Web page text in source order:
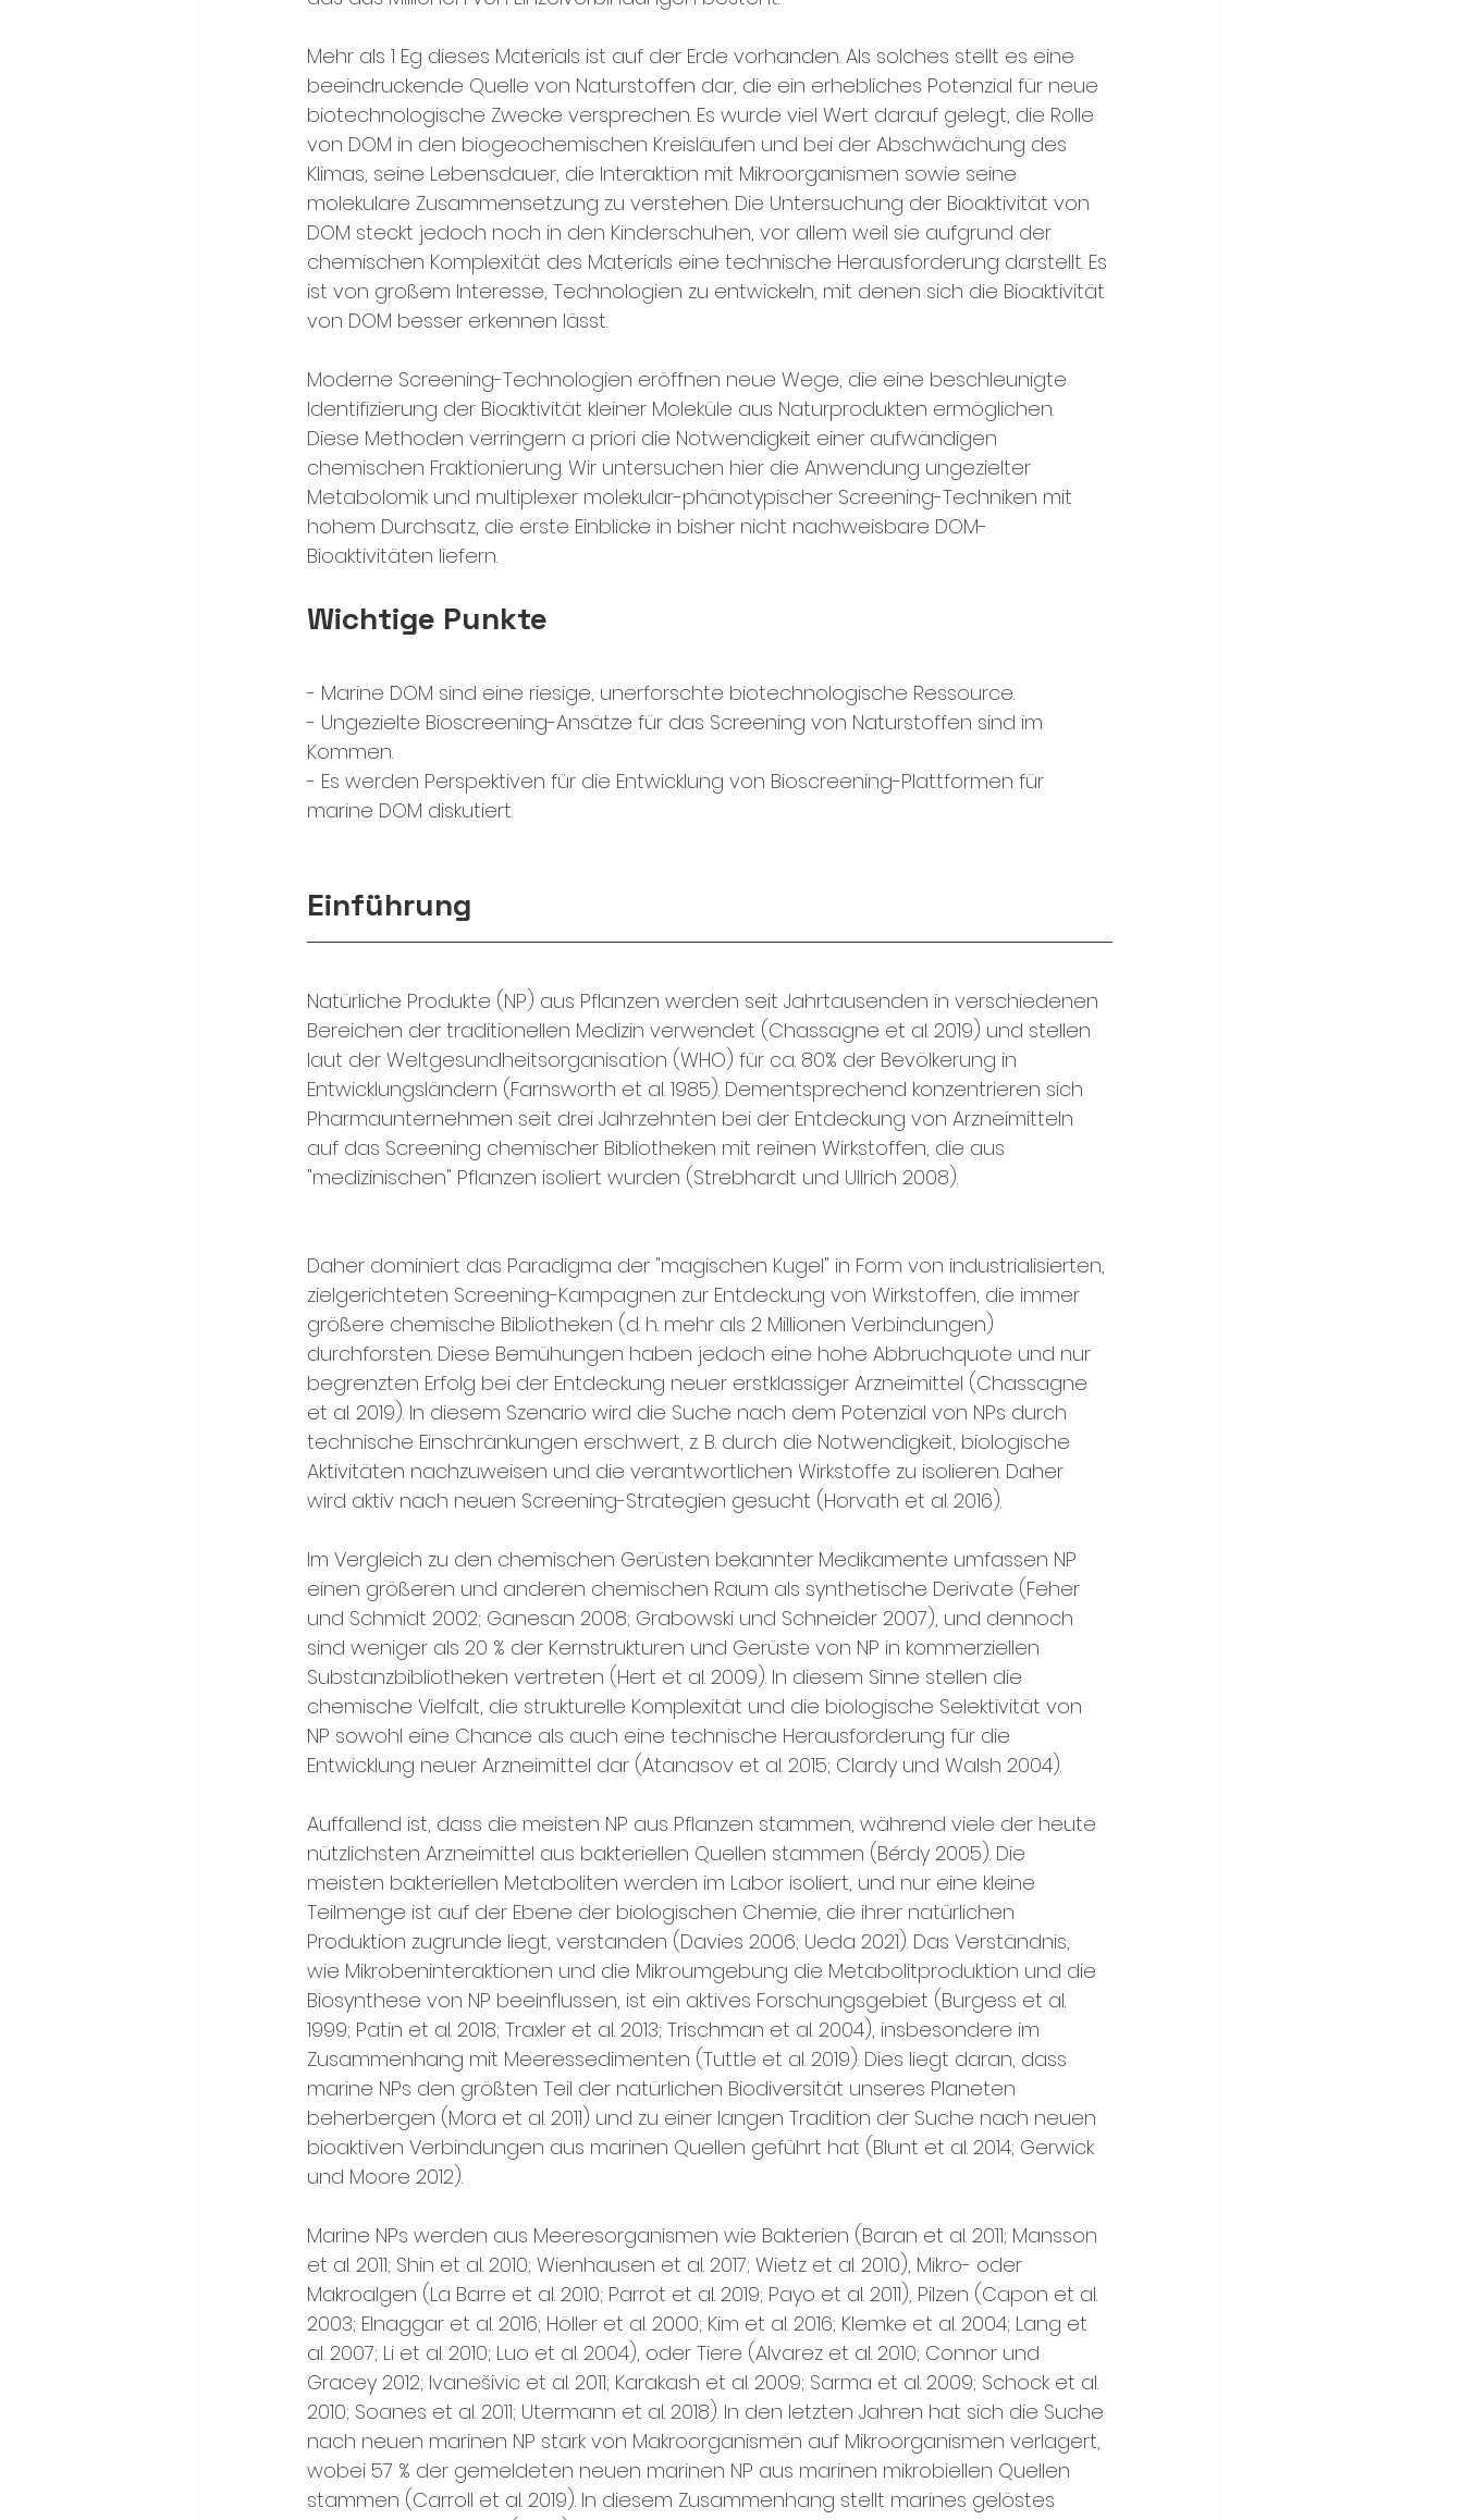
Mehr als 1 Eg dieses Materials ist auf der Erde vorhanden. Als solches stellt es eine
beeindruckende Quelle von Naturstoffen dar, die ein erhebliches Potenzial für neue
biotechnologische Zwecke versprechen. Es wurde viel Wert darauf gelegt, die Rolle
von DOM in den biogeochemischen Kreisläufen und bei der Abschwächung des
Klimas, seine Lebensdauer, die Interaktion mit Mikroorganismen sowie seine
molekulare Zusammensetzung zu verstehen. Die Untersuchung der Bioaktivität von
DOM steckt jedoch noch in den Kinderschuhen, vor allem weil sie aufgrund der
chemischen Komplexität des Materials eine technische Herausforderung darstellt. Es
ist von großem Interesse, Technologien zu entwickeln, mit denen sich die Bioaktivität
von DOM besser erkennen lässt.
Moderne Screening-Technologien eröffnen neue Wege, die eine beschleunigte
Identifizierung der Bioaktivität kleiner Moleküle aus Naturprodukten ermöglichen.
Diese Methoden verringern a priori die Notwendigkeit einer aufwändigen
chemischen Fraktionierung. Wir untersuchen hier die Anwendung ungezielter
Metabolomik und multiplexer molekular-phänotypischer Screening-Techniken mit
hohem Durchsatz, die erste Einblicke in bisher nicht nachweisbare DOM-
Bioaktivitäten liefern.
Wichtige Punkte
- Marine DOM sind eine riesige, unerforschte biotechnologische Ressource.
- Ungezielte Bioscreening-Ansätze für das Screening von Naturstoffen sind im
Kommen.
- Es werden Perspektiven für die Entwicklung von Bioscreening-Plattformen für
marine DOM diskutiert.
Einführung
Natürliche Produkte (NP) aus Pflanzen werden seit Jahrtausenden in verschiedenen
Bereichen der traditionellen Medizin verwendet (Chassagne et al. 2019) und stellen
laut der Weltgesundheitsorganisation (WHO) für ca. 80% der Bevölkerung in
Entwicklungsländern (Farnsworth et al. 1985). Dementsprechend konzentrieren sich
Pharmaunternehmen seit drei Jahrzehnten bei der Entdeckung von Arzneimitteln
auf das Screening chemischer Bibliotheken mit reinen Wirkstoffen, die aus
"medizinischen" Pflanzen isoliert wurden (Strebhardt und Ullrich 2008).
Daher dominiert das Paradigma der "magischen Kugel" in Form von industrialisierten,
zielgerichteten Screening-Kampagnen zur Entdeckung von Wirkstoffen, die immer
größere chemische Bibliotheken (d. h. mehr als 2 Millionen Verbindungen)
durchforsten. Diese Bemühungen haben jedoch eine hohe Abbruchquote und nur
begrenzten Erfolg bei der Entdeckung neuer erstklassiger Arzneimittel (Chassagne
et al. 2019). In diesem Szenario wird die Suche nach dem Potenzial von NPs durch
technische Einschränkungen erschwert, z. B. durch die Notwendigkeit, biologische
Aktivitäten nachzuweisen und die verantwortlichen Wirkstoffe zu isolieren. Daher
wird aktiv nach neuen Screening-Strategien gesucht (Horvath et al. 2016).
Im Vergleich zu den chemischen Gerüsten bekannter Medikamente umfassen NP
einen größeren und anderen chemischen Raum als synthetische Derivate (Feher
und Schmidt 2002; Ganesan 2008; Grabowski und Schneider 2007), und dennoch
sind weniger als 20 % der Kernstrukturen und Gerüste von NP in kommerziellen
Substanzbibliotheken vertreten (Hert et al. 2009). In diesem Sinne stellen die
chemische Vielfalt, die strukturelle Komplexität und die biologische Selektivität von
NP sowohl eine Chance als auch eine technische Herausforderung für die
Entwicklung neuer Arzneimittel dar (Atanasov et al. 2015; Clardy und Walsh 2004).
Auffallend ist, dass die meisten NP aus Pflanzen stammen, während viele der heute
nützlichsten Arzneimittel aus bakteriellen Quellen stammen (Bérdy 2005). Die
meisten bakteriellen Metaboliten werden im Labor isoliert, und nur eine kleine
Teilmenge ist auf der Ebene der biologischen Chemie, die ihrer natürlichen
Produktion zugrunde liegt, verstanden (Davies 2006; Ueda 2021). Das Verständnis,
wie Mikrobeninteraktionen und die Mikroumgebung die Metabolitproduktion und die
Biosynthese von NP beeinflussen, ist ein aktives Forschungsgebiet (Burgess et al.
1999; Patin et al. 2018; Traxler et al. 2013; Trischman et al. 2004), insbesondere im
Zusammenhang mit Meeressedimenten (Tuttle et al. 2019). Dies liegt daran, dass
marine NPs den größten Teil der natürlichen Biodiversität unseres Planeten
beherbergen (Mora et al. 2011) und zu einer langen Tradition der Suche nach neuen
bioaktiven Verbindungen aus marinen Quellen geführt hat (Blunt et al. 2014; Gerwick
und Moore 2012).
Marine NPs werden aus Meeresorganismen wie Bakterien (Baran et al. 2011; Mansson
et al. 2011; Shin et al. 2010; Wienhausen et al. 2017; Wietz et al. 2010), Mikro- oder
Makroalgen (La Barre et al. 2010; Parrot et al. 2019; Payo et al. 2011), Pilzen (Capon et al.
2003; Elnaggar et al. 2016; Höller et al. 2000; Kim et al. 2016; Klemke et al. 2004; Lang et
al. 2007; Li et al. 2010; Luo et al. 2004), oder Tiere (Alvarez et al. 2010; Connor und
Gracey 2012; Ivanešivic et al. 2011; Karakash et al. 2009; Sarma et al. 2009; Schock et al.
2010; Soanes et al. 2011; Utermann et al. 2018). In den letzten Jahren hat sich die Suche
nach neuen marinen NP stark von Makroorganismen auf Mikroorganismen verlagert,
wobei 57 % der gemeldeten neuen marinen NP aus marinen mikrobiellen Quellen
stammen (Carroll et al. 2019). In diesem Zusammenhang stellt marines gelöstes